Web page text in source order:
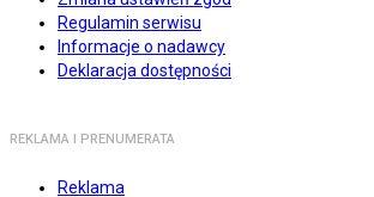
Regulamin serwisu
Informacje o nadawcy
Deklaracja dostępności
REKLAMA I PRENUMERATA
Reklama